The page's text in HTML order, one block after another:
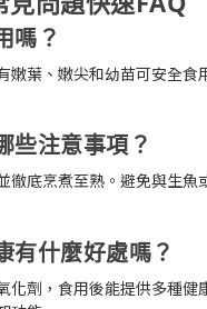
嗎？
嫩葉、嫩尖和幼苗可安全
些注意事項？
徹底烹煮至熟。避免與生
有什麼好處嗎？
化劑，食用後能提供多種